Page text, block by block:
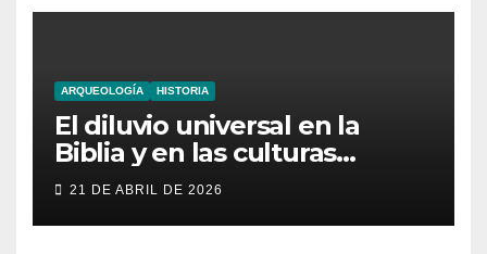
ARQUEOLOGÍA HISTORIA
El diluvio universal en la
Biblia y en las culturas
antiguas
21 DE ABRIL DE 2026